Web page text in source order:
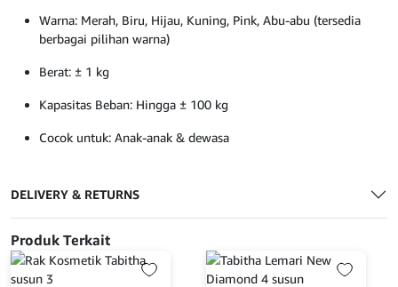
Warna: Merah, Biru, Hijau, Kuning, Pink, Abu-abu (tersedia
berbagai pilihan warna)
Berat: ± 1 kg
Kapasitas Beban: Hingga ± 100 kg
Cocok untuk: Anak-anak & dewasa
DELIVERY & RETURNS
Produk Terkait